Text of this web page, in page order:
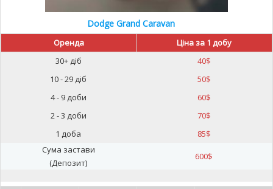
Dodge Grand Caravan
Оренда
Ціна за 1 добу
30+ діб
40$
10 - 29 діб
50$
4 - 9 доби
60$
2 - 3 доби
70$
1 доба
85$
Сума застави
(Депозит)
600$